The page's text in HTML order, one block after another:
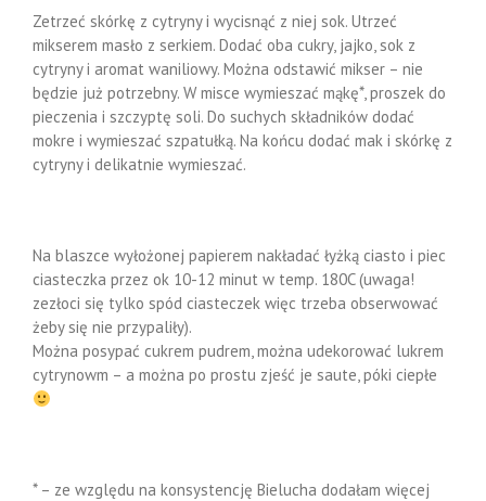
Zetrzeć skórkę z cytryny i wycisnąć z niej sok. Utrzeć
mikserem masło z serkiem. Dodać oba cukry, jajko, sok z
cytryny i aromat waniliowy. Można odstawić mikser – nie
będzie już potrzebny. W misce wymieszać mąkę*, proszek do
pieczenia i szczyptę soli. Do suchych składników dodać
mokre i wymieszać szpatułką. Na końcu dodać mak i skórkę z
cytryny i delikatnie wymieszać.
Na blaszce wyłożonej papierem nakładać łyżką ciasto i piec
ciasteczka przez ok 10-12 minut w temp. 180C (uwaga!
zezłoci się tylko spód ciasteczek więc trzeba obserwować
żeby się nie przypaliły).
Można posypać cukrem pudrem, można udekorować lukrem
cytrynowm – a można po prostu zjeść je saute, póki ciepłe
* – ze względu na konsystencję Bielucha dodałam więcej